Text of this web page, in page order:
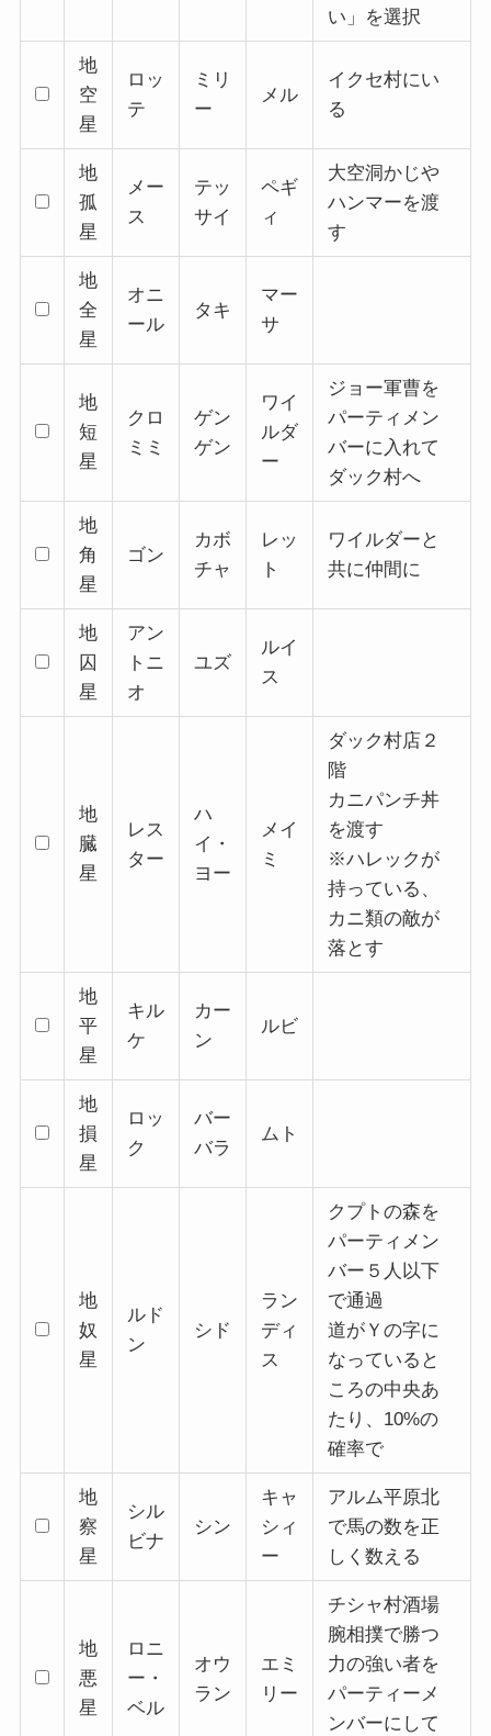
い」を選択
地
空
星
ロッ
テ
ミリ
ー
メル
イクセ村にい
る
地
孤
星
メー
ス
テッ
サイ
ペギ
ィ
大空洞かじや
ハンマーを渡
す
地
全
星
オニ
ール
タキ
マー
サ
地
短
星
クロ
ミミ
ゲン
ゲン
ワイ
ルダ
ー
ジョー軍曹を
パーティメン
バーに入れて
ダック村へ
地
角
星
ゴン
カボ
チャ
レッ
ト
ワイルダーと
共に仲間に
地
囚
星
アン
トニ
オ
ユズ
ルイ
ス
地
臓
星
レス
ター
ハ
イ・
ヨー
メイ
ミ
ダック村店２
階
カニパンチ丼
を渡す
※ハレックが
持っている、
カニ類の敵が
落とす
地
平
星
キル
ケ
カー
ン
ルビ
地
損
星
ロッ
ク
バー
バラ
ムト
地
奴
星
ルド
ン
シド
ラン
ディ
ス
クプトの森を
パーティメン
バー５人以下
で通過
道がＹの字に
なっていると
ころの中央あ
たり、10%の
確率で
地
察
星
シル
ビナ
シン
キャ
シィ
ー
アルム平原北
で馬の数を正
しく数える
地
悪
星
ロニ
ー・
ベル
オウ
ラン
エミ
リー
チシャ村酒場
腕相撲で勝つ
力の強い者を
パーティーメ
ンバーにして